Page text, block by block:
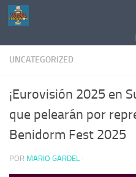
Saltar al contenido
UNCATEGORIZED
¡Eurovisión 2025 en
que pelearán por
Benidorm Fest 2025
POR MARIO GARDEL ·